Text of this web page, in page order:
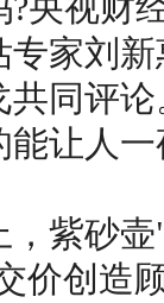
家刘
共同评论
让人一
紫砂壶
价创造